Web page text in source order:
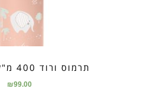
תרמוס ורוד 400 מ"ל+כוס לנוזל
₪99.00